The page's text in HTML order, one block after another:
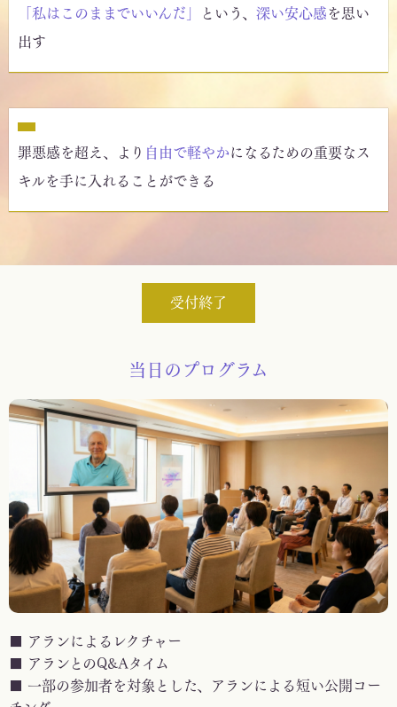
「私はこのままでいいんだ」 という、 深い安心感を思い
出す
罪悪感を超え、より 自由で軽やかになるための重要なス
キルを手に入れることができる
受付終了
当日のプログラム
■ アランによるレクチャー
■ アランとのQ&Aタイム
■ 一部の参加者を対象とした、アランによる短い公開コー